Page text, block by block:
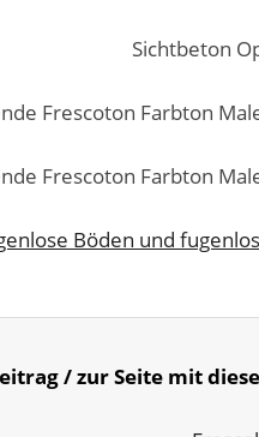
Frescoton Farbton
Frescoton Farbton
Böden und
/ zur Seite mit